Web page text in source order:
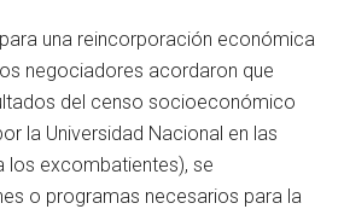
una reincorporación económica
negociadores acordaron que
del censo socioeconómico
la Universidad Nacional en las
los excombatientes), se
o programas necesarios para la